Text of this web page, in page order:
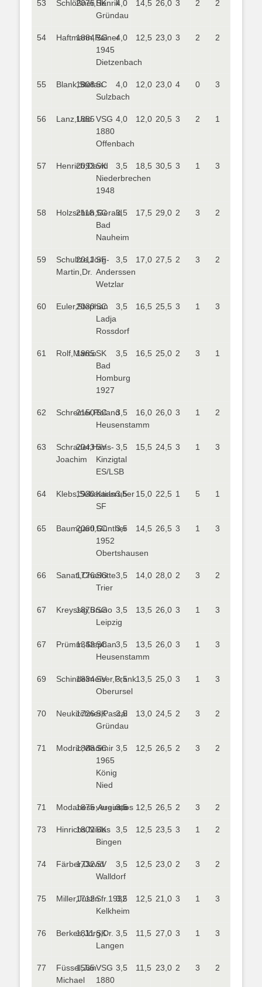
53 Schlößner,Henrik
2075 SK
Gründau
4,0 14,5 26,0 3 2 2
54 Haftmann,Rainer
1884SG
1945
Dietzenbach
4,0 12,5 23,0 3 2 2
55 Blank,Stefan
1808SC
Sulzbach
4,0 12,0 23,0 4 0 3
56 Lanz,Udo
1885VSG
1880
Offenbach
4,0 12,0 20,5 3 2 1
57 Henrich,David
2093SK
Niederbrechen
1948
3,5 18,5 30,5 3 1 3
58 Holzschuh,Gerald
2118 SC
Bad
Nauheim
3,5 17,5 29,0 2 3 2
59
Schultze,Jörg-
Martin,Dr.
2011 SF
Anderssen
Wetzlar
3,5 17,0 27,5 2 3 2
60 Euler,Stephan
2030SC
Ladja
Rossdorf
3,5 16,5 25,5 3 1 3
61 Rolf,Marco
1985SK
Bad
Homburg
1927
3,5 16,5 25,0 2 3 1
62 Schreiner,Roland
2150SC
Heusenstamm
3,5 16,0 26,0 3 1 2
63
Schrader,Hans-
Joachim
2043SV
Kinzigtal
ES/LSB
3,5 15,5 24,5 3 1 3
64 Klebs,Sebastian
1930Karlsruher
SF
3,5 15,0 22,5 1 5 1
65 Baumgartl,Günther
2060SC
1952
Obertshausen
3,5 14,5 26,5 3 1 3
66 Sanati,Charlotte
1776SG
Trier
3,5 14,0 28,0 2 3 2
67 Kreyssig,Bruno
1875SG
Leipzig
3,5 13,5 26,0 3 1 3
67 Prümm,Stephan
1342SC
Heusenstamm
3,5 13,5 26,0 3 1 3
69 Schindelmeiser,Frank
1834SV
Oberursel
3,5 13,5 25,0 3 1 3
70 Neukirchner,Pascal
1726SK
Gründau
3,5 13,0 24,5 2 3 2
71 Modric,Vladimir
1888SC
1965
König
Nied
3,5 12,5 26,5 2 3 2
71 Modanese,Augusto
1875vereinslos
3,5 12,5 26,5 2 3 2
73 Hinrichs,Niklas
1802SK
Bingen
3,5 12,5 23,5 3 1 2
74 Färber,David
1732SV
Walldorf
3,5 12,5 23,0 2 3 2
75 Miller,Justin
1712Sfr.1932
Kelkheim
3,5 12,5 21,0 3 1 3
76 Berkes,Jörg,Dr.
1811SK
Langen
3,5 11,5 27,0 3 1 3
77
Füssel,Jan
Michael
1565VSG
1880
3,5 11,5 23,0 2 3 2